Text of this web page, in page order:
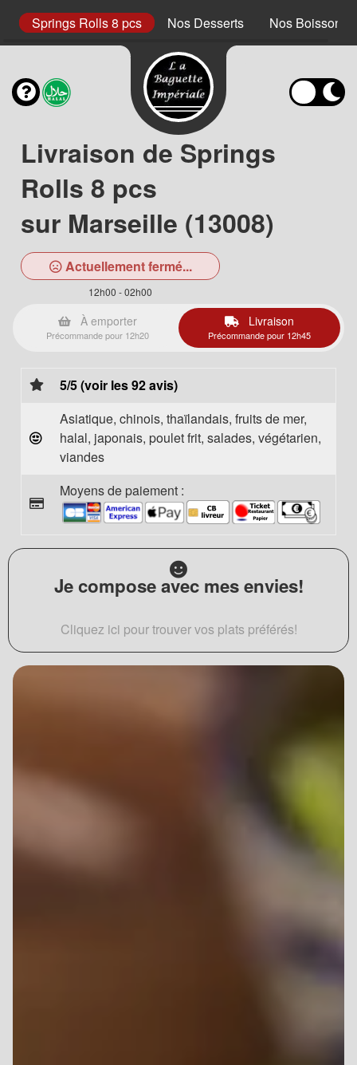
Springs Rolls 8 pcs Nos Desserts Nos Boissons
Livraison de Springs
Rolls 8 pcs
sur Marseille (13008)
Actuellement fermé...
12h00 - 02h00
À emporter
Précommande pour 12h20
Livraison
Précommande pour 12h45
5/5 (voir les 92 avis)
Asiatique, chinois, thaïlandais, fruits de mer,
halal, japonais, poulet frit, salades, végétarien,
viandes
Moyens de paiement :
Je compose avec mes envies!
Cliquez ici pour trouver vos plats préférés!